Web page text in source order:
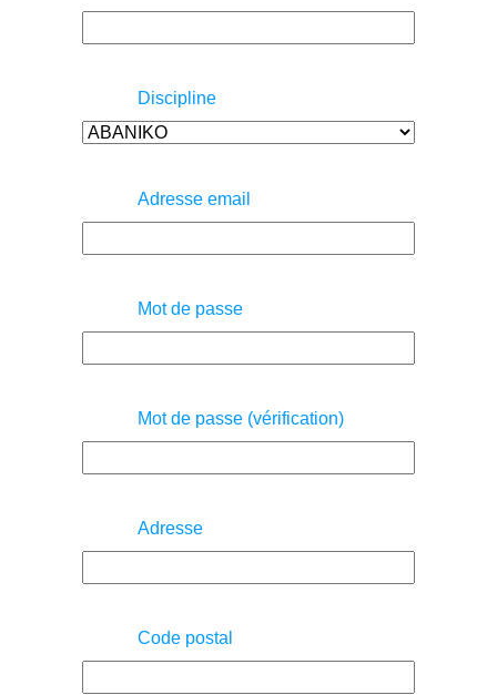
Discipline
Adresse email
Mot de passe
Mot de passe (vérification)
Adresse
Code postal